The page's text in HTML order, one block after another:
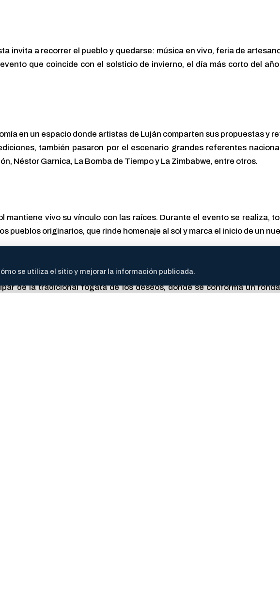
invita a recorrer el pueblo y quedarse: música en vivo, feria de
que coincide con el solsticio de invierno, el día más corto del
en un espacio donde artistas de Luján comparten sus propuestas y
también pasaron por el escenario grandes referentes
Néstor Garnica, La Bomba de Tiempo y La Zimbabwe, entre otros.
mantiene vivo su vínculo con las raíces. Durante el evento se realiza,
pueblos originarios, que rinde homenaje al sol y marca el inicio de un
de la tradicional fogata de los deseos, donde se conforma un
se utiliza el sitio y mejorar la información publicada.